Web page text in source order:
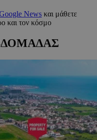
News και μάθετε
και τον κόσμο